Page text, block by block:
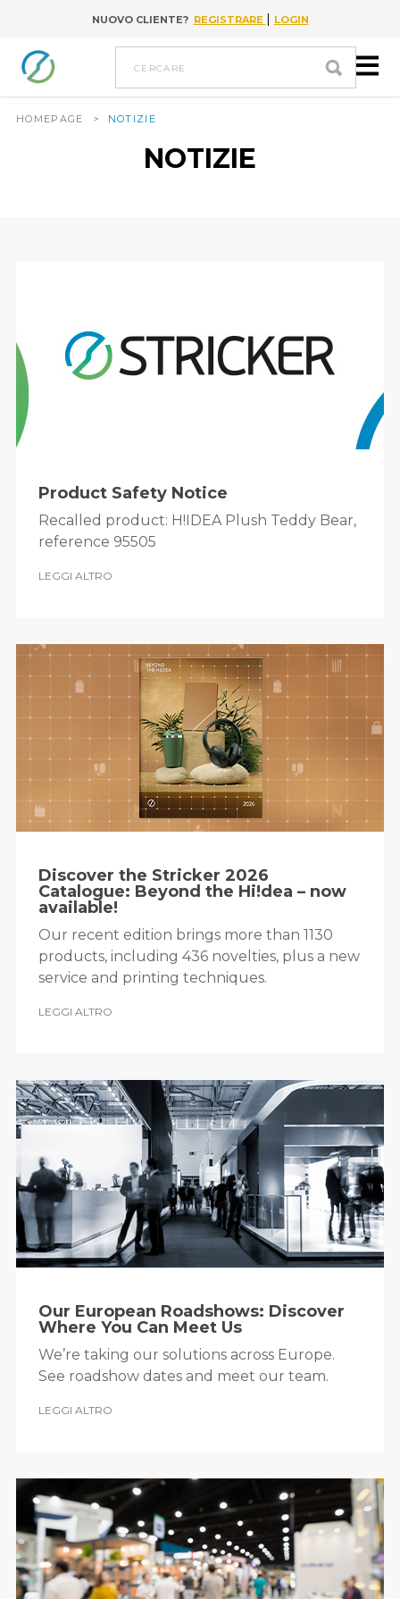
Go to contentNUOVO CLIENTE? REGISTRARE | LOGIN
cercare
HOMEPAGE > NOTIZIE
NOTIZIE
Product Safety Notice
Recalled product: H!IDEA Plush Teddy Bear,
reference 95505
LEGGI ALTRO
Discover the Stricker 2026
Catalogue: Beyond the Hi!dea – now
available!
Our recent edition brings more than 1130
products, including 436 novelties, plus a new
service and printing techniques.
LEGGI ALTRO
Our European Roadshows: Discover
Where You Can Meet Us
We’re taking our solutions across Europe.
See roadshow dates and meet our team.
LEGGI ALTRO